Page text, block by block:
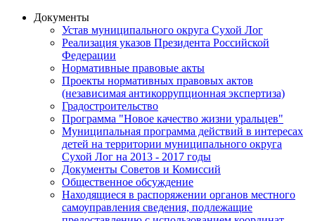
Документы
Устав муниципального округа Сухой Лог
Реализация указов Президента Российской
Федерации
Нормативные правовые акты
Проекты нормативных правовых актов
(независимая антикоррупционная экспертиза)
Градостроительство
Программа "Новое качество жизни уральцев"
Муниципальная программа действий в интересах
детей на территории муниципального округа
Сухой Лог на 2013 - 2017 годы
Документы Советов и Комиссий
Общественное обсуждение
Находящиеся в распоряжении органов местного
самоуправления сведения, подлежащие